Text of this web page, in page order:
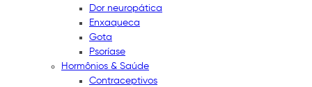
Dor neuropática
Enxaqueca
Gota
Psoríase
Hormônios & Saúde
Contraceptivos